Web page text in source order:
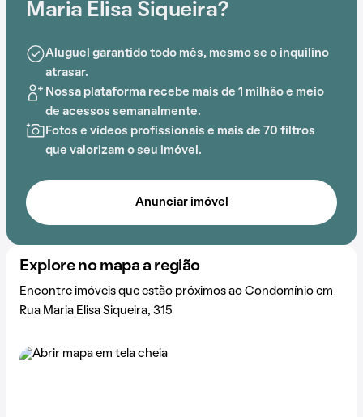
Maria Elisa Siqueira?
Aluguel garantido todo mês, mesmo se o inquilino
atrasar.
Nossa plataforma recebe mais de 1 milhão e meio
de acessos semanalmente.
Fotos e vídeos profissionais e mais de 70 filtros
que valorizam o seu imóvel.
Anunciar imóvel
Explore no mapa a região
Encontre imóveis que estão próximos ao Condomínio em
Rua Maria Elisa Siqueira, 315